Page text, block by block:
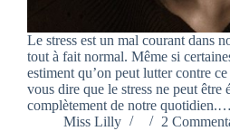
Le stress est un mal courant dans
tout à fait normal. Même si
estiment qu’on peut lutter contre
vous dire que le stress ne peut être
complètement de notre quotidien.…
Miss Lilly
2